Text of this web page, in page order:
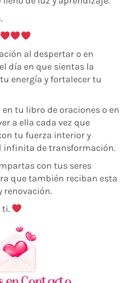
al despertar o en
día en que sientas la
energía y fortalecer tu
tu libro de oraciones o en
a ella cada vez que
tu fuerza interior y
infinita de transformación.
con tus seres
que también reciban esta
renovación.
ti.